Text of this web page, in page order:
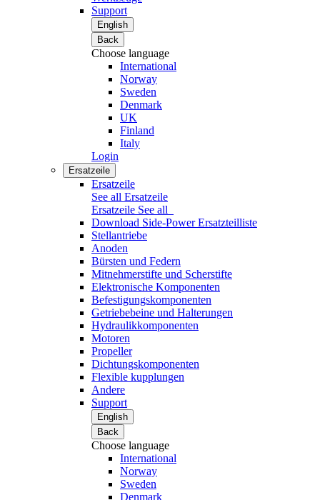
Support
English
Back
Choose language
International
Norway
Sweden
Denmark
UK
Finland
Italy
Login
Ersatzeile
Ersatzeile
See all Ersatzeile
Ersatzeile See all
Download Side-Power Ersatzteilliste
Stellantriebe
Anoden
Bürsten und Federn
Mitnehmerstifte und Scherstifte
Elektronische Komponenten
Befestigungskomponenten
Getriebebeine und Halterungen
Hydraulikkomponenten
Motoren
Propeller
Dichtungskomponenten
Flexible kupplungen
Andere
Support
English
Back
Choose language
International
Norway
Sweden
Denmark